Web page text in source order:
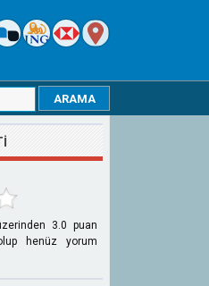
3.0 puan
henüz yorum